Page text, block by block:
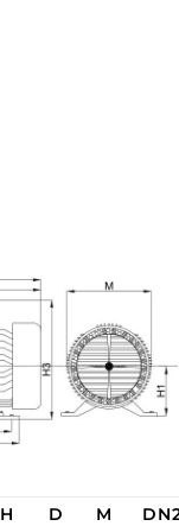
H D M